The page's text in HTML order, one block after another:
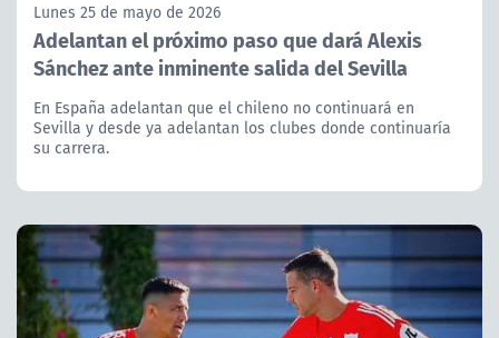
Lunes 25 de mayo de 2026
Adelantan el próximo paso que dará Alexis
Sánchez ante inminente salida del Sevilla
En España adelantan que el chileno no continuará en
Sevilla y desde ya adelantan los clubes donde continuaría
su carrera.